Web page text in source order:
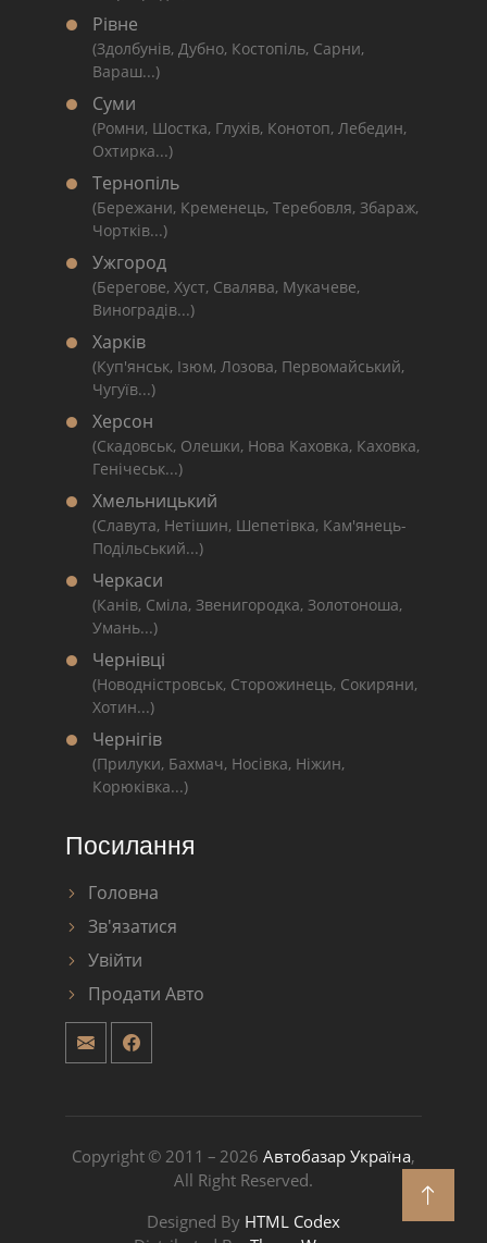
Рівне
(Здолбунів, Дубно, Костопіль, Сарни,
Вараш...)
Суми
(Ромни, Шостка, Глухів, Конотоп, Лебедин,
Охтирка...)
Тернопіль
(Бережани, Кременець, Теребовля, Збараж,
Чортків...)
Ужгород
(Берегове, Хуст, Свалява, Мукачеве,
Виноградів...)
Харків
(Куп'янськ, Ізюм, Лозова, Первомайський,
Чугуїв...)
Херсон
(Скадовськ, Олешки, Нова Каховка, Каховка,
Генічеськ...)
Хмельницький
(Славута, Нетішин, Шепетівка, Кам'янець-
Подільський...)
Черкаси
(Канів, Сміла, Звенигородка, Золотоноша,
Умань...)
Чернівці
(Новодністровськ, Сторожинець, Сокиряни,
Хотин...)
Чернігів
(Прилуки, Бахмач, Носівка, Ніжин,
Корюківка...)
Посилання
Головна
Зв'язатися
Увійти
Продати Авто
Copyright © 2011 – 2026 Автобазар Україна,
All Right Reserved.
Designed By HTML Codex